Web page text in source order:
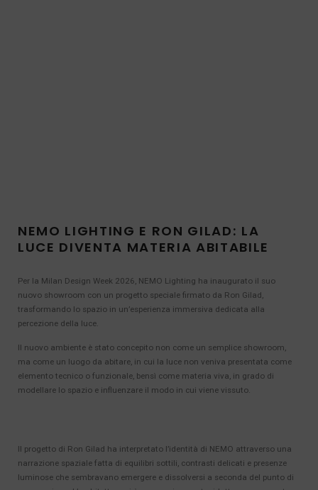
NEMO LIGHTING E RON GILAD: LA
LUCE DIVENTA MATERIA ABITABILE
Per la Milan Design Week 2026, NEMO Lighting ha inaugurato il suo
nuovo showroom con un progetto speciale firmato da Ron Gilad,
trasformando lo spazio in un’esperienza immersiva dedicata alla
percezione della luce.
Il nuovo ambiente è stato concepito non come un semplice showroom,
ma come un luogo da abitare, in cui la luce non veniva presentata come
elemento tecnico o funzionale, bensì come materia viva, in grado di
modellare lo spazio e influenzare il modo in cui viene vissuto.
Il progetto di Ron Gilad ha interpretato l’identità di NEMO attraverso una
narrazione spaziale fatta di equilibri sottili, contrasti delicati e presenze
luminose che sembravano emergere e dissolversi a seconda del punto di